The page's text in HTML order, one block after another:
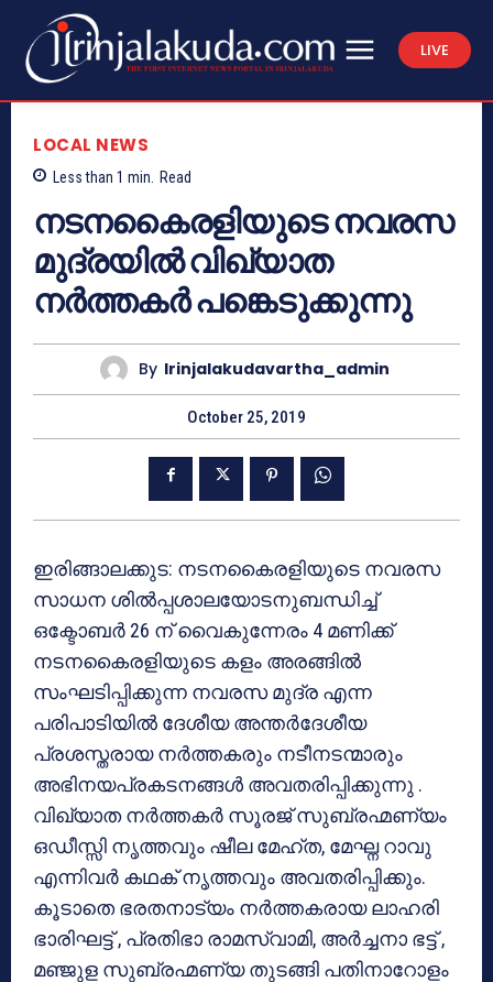
LIVE
LOCAL NEWS
Less than 1 min. Read
നടനകൈരളിയുടെ നവരസ
മുദ്രയില്‍ വിഖ്യാത
നര്‍ത്തകര്‍ പങ്കെടുക്കുന്നു
By Irinjalakudavartha_admin
October 25, 2019
ഇരിങ്ങാലക്കുട: നടനകൈരളിയുടെ നവരസ
സാധന ശില്‍പ്പശാലയോടനുബന്ധിച്ച്
ഒക്ടോബര്‍ 26 ന് വൈകുന്നേരം 4 മണിക്ക്
നടനകൈരളിയുടെ കളം അരങ്ങില്‍
സംഘടിപ്പിക്കുന്ന നവരസ മുദ്ര എന്ന
പരിപാടിയില്‍ ദേശീയ അന്തര്‍ദേശീയ
പ്രശസ്തരായ നര്‍ത്തകരും നടീനടന്മാരും
അഭിനയപ്രകടനങ്ങള്‍ അവതരിപ്പിക്കുന്നു .
വിഖ്യാത നര്‍ത്തകര്‍ സൂരജ് സുബ്രഹ്മണ്യം
ഒഡീസ്സി നൃത്തവും ഷീല മേഹ്ത, മേഘ്ന റാവു
എന്നിവര്‍ കഥക് നൃത്തവും അവതരിപ്പിക്കും.
കൂടാതെ ഭരതനാട്യം നര്‍ത്തകരായ ലാഹരി
ഭാരിഘട്ട് , പ്രതിഭാ രാമസ്വാമി, അര്‍ച്ചനാ ഭട്ട് ,
മഞ്ജുള സുബ്രഹ്മണ്യ തുടങ്ങി പതിനാറോളം